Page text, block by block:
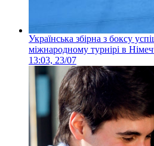
Українська збірна з боксу
міжнародному турнірі в
13:03, 23/07